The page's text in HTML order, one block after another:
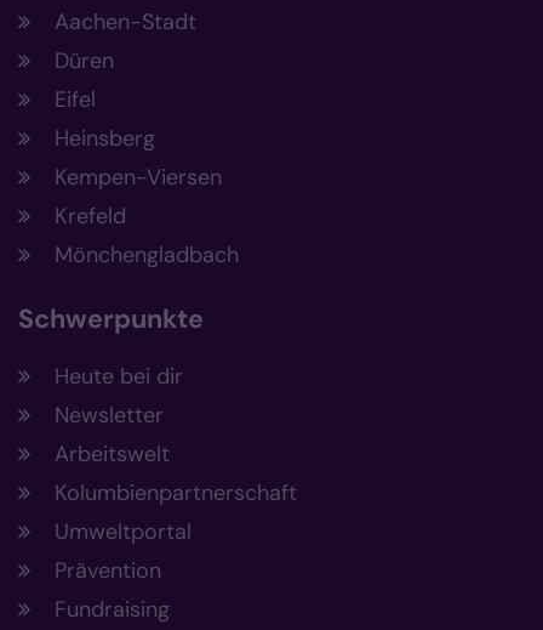
Aachen-Stadt
Düren
Eifel
Heinsberg
Kempen-Viersen
Krefeld
Mönchengladbach
Schwerpunkte
Heute bei dir
Newsletter
Arbeitswelt
Kolumbienpartnerschaft
Umweltportal
Prävention
Fundraising